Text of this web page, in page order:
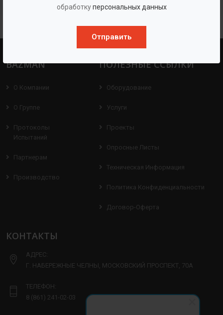
обработкуперсональных данных
Отправить
BAZMAN
О Компании
О Группе
Протоколы
Испытаний
Партнерам
Производство
ПОЛЕЗНЫЕ ССЫЛКИ
Оборудование
Услуги
Проекты
Опросные Листы
Техническая Информация
Политика Конфиденциальности
Договор-Оферта
КОНТАКТЫ
АДРЕС:
Г. НАБЕРЕЖНЫЕ ЧЕЛНЫ, МОСКОВСКИЙ ПРОСПЕКТ, 70А
ТЕЛЕФОН:
8 (861) 241-02-03